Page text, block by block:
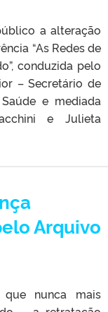
a alteração
“As Redes de
conduzida pelo
– Secretário de
e mediada
e Julieta
Arquivo
nunca mais